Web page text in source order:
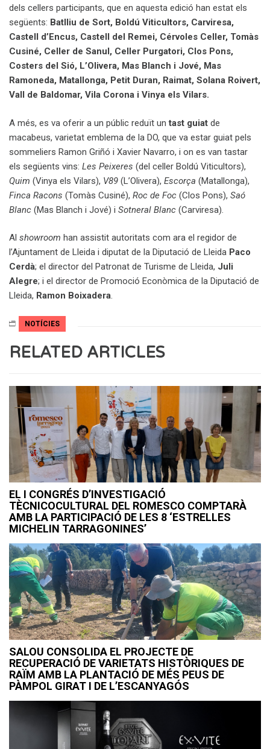
dels cellers participants, que en aquesta edició han estat els
següents: Batlliu de Sort, Boldú Viticultors, Carviresa,
Castell d’Encus, Castell del Remei, Cérvoles Celler, Tomàs
Cusiné, Celler de Sanul, Celler Purgatori, Clos Pons,
Costers del Sió, L’Olivera, Mas Blanch i Jové, Mas
Ramoneda, Matallonga, Petit Duran, Raimat, Solana Roivert,
Vall de Baldomar, Vila Corona i Vinya els Vilars.
A més, es va oferir a un públic reduït untast guiat de
macabeus, varietat emblema de la DO, que va estar guiat pels
sommeliers Ramon Griñó i Xavier Navarro, i on es van tastar
els següents vins: Les Peixeres (del celler Boldú Viticultors),
Quim (Vinya els Vilars), V89 (L’Olivera), Escorça (Matallonga),
Finca Racons (Tomàs Cusiné), Roc de Foc (Clos Pons), Saó
Blanc (Mas Blanch i Jové) i Sotneral Blanc (Carviresa).
Al showroom han assistit autoritats com ara el regidor de
l’Ajuntament de Lleida i diputat de la Diputació de Lleida Paco
Cerdà; el director del Patronat de Turisme de Lleida, Juli
Alegre; i el director de Promoció Econòmica de la Diputació de
Lleida, Ramon Boixadera.
NOTÍCIES
RELATED ARTICLES
EL I CONGRÉS D’INVESTIGACIÓ
TÈCNICOCULTURAL DEL ROMESCO COMPTARÀ
AMB LA PARTICIPACIÓ DE LES 8 ‘ESTRELLES
MICHELIN TARRAGONINES’
SALOU CONSOLIDA EL PROJECTE DE
RECUPERACIÓ DE VARIETATS HISTÒRIQUES DE
RAÏM AMB LA PLANTACIÓ DE MÉS PEUS DE
PÀMPOL GIRAT I DE L’ESCANYAGÓS